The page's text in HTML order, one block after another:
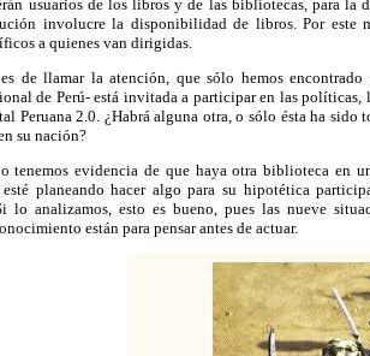
usuarios de los libros y de las bibliotecas, para
involucre la disponibilidad de libros. Por este
a quienes van dirigidas.
de llamar la atención, que sólo hemos
de Perú- está invitada a participar en las
Peruana 2.0. ¿Habrá alguna otra, o sólo ésta ha
su nación?
tenemos evidencia de que haya otra biblioteca en
planeando hacer algo para su hipotética
lo analizamos, esto es bueno, pues las nueve
están para pensar antes de actuar.